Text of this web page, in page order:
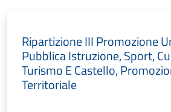
Ripartizione III Promozione
Pubblica Istruzione, Sport,
Turismo E Castello,
Territoriale